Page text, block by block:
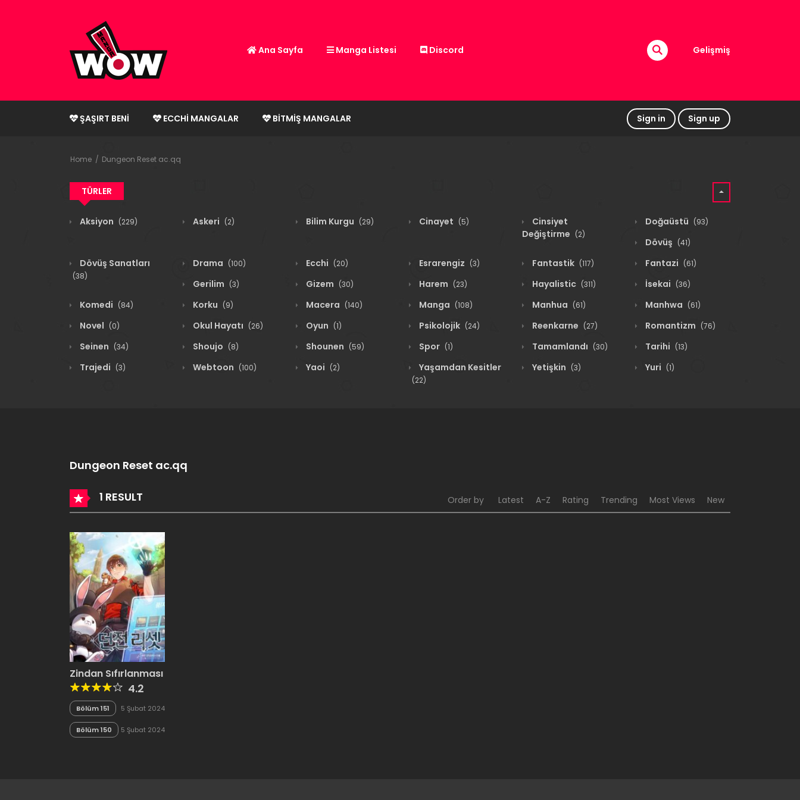
Ana Sayfa Manga Listesi Discord Gelişmiş
ŞAŞIRT BENI ECCHI MANGALAR BITMIŞ MANGALAR Sign in Sign up
Home Dungeon Reset ac.qq
TÜRLER
Aksiyon (229) Askeri (2) Bilim Kurgu (29) Cinayet (5)
Cinsiyet
Değiştirme (2)
Doğaüstü (93)
Dövüş (41)
Dövüş Sanatları
(38)
Drama (100) Ecchi (20) Esrarengiz (3) Fantastik (117) Fantazi (61)
Gerilim (3) Gizem (30) Harem (23) Hayalistic (311) İsekai (36)
Komedi (84) Korku (9) Macera (140) Manga (108) Manhua (61) Manhwa (61)
Novel (0) Okul Hayatı (26) Oyun (1) Psikolojik (24) Reenkarne (27) Romantizm (76)
Seinen (34) Shoujo (8) Shounen (59) Spor (1) Tamamlandı (30) Tarihi (13)
Trajedi (3) Webtoon (100) Yaoi (2) Yaşamdan Kesitler
(22)
Yetişkin (3) Yuri (1)
Dungeon Reset ac.qq
1 RESULT Order by Latest A-Z Rating Trending Most Views New
Zindan Sıfırlanması
4.2
Bölüm 151 5 Şubat 2024
Bölüm 150 5 Şubat 2024